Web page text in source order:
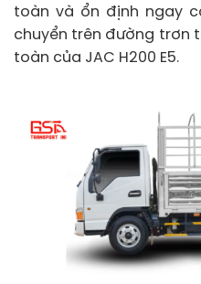
toàn và ổn định ngay
chuyển trên đường trơn
toàn của JAC H200 E5.